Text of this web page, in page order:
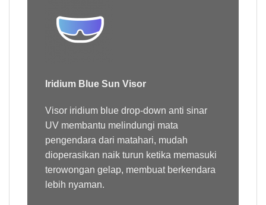
Iridium Blue Sun Visor
Visor iridium blue drop-down anti sinar
UV membantu melindungi mata
pengendara dari matahari, mudah
dioperasikan naik turun ketika memasuki
terowongan gelap, membuat berkendara
lebih nyaman.